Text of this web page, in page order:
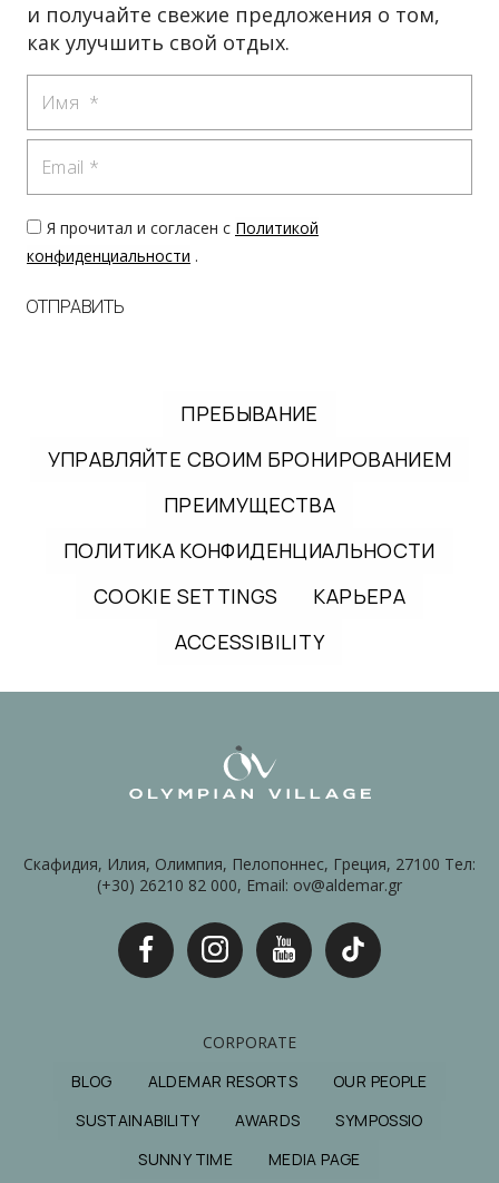
и получайте свежие предложения о том,
как улучшить свой отдых.
Я прочитал и согласен с Политикой
конфиденциальности .
ОТПРАВИТЬ
ПРЕБЫВАНИЕ
УПРАВЛЯЙТЕ СВОИМ БРОНИРОВАНИЕМ
ПРЕИМУЩЕСТВА
ПОЛИТИКА КОНФИДЕНЦИАЛЬНОСТИ
COOKIE SETTINGS
КАРЬЕРА
ACCESSIBILITY
Скафидия, Илия, Олимпия, Пелопоннес, Греция, 27100 Тел:
(+30) 26210 82 000, Email: ov@aldemar.gr
CORPORATE
BLOG
ALDEMAR RESORTS
OUR PEOPLE
SUSTAINABILITY
AWARDS
SYMPOSSIO
SUNNY TIME
MEDIA PAGE